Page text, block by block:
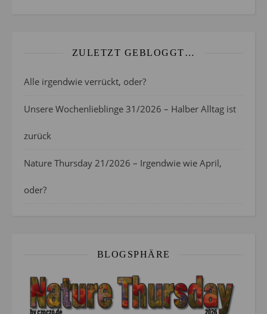
ZULETZT GEBLOGGT…
Alle irgendwie verrückt, oder?
Unsere Wochenlieblinge 31/2026 – Halber Alltag ist
zurück
Nature Thursday 21/2026 – Irgendwie wie April,
oder?
BLOGSPHÄRE